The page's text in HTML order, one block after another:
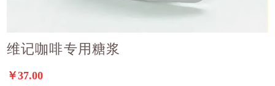
维记咖啡专用糖浆
￥37.00